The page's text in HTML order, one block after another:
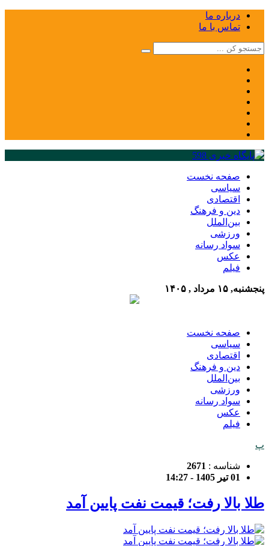
درباره ما
تماس با ما
صفحه نخست
سیاسی
اقتصادی
دین و فرهنگ
بین‌الملل
ورزشی
سواد رسانه
عکس
فیلم
پنجشنبه, ۱۵ مرداد , ۱۴۰۵
صفحه نخست
سیاسی
اقتصادی
دین و فرهنگ
بین‌الملل
ورزشی
سواد رسانه
عکس
فیلم
پ
شناسه : 2671
01 تیر 1405 - 14:27
طلا بالا رفت؛ قیمت نفت پایین آمد